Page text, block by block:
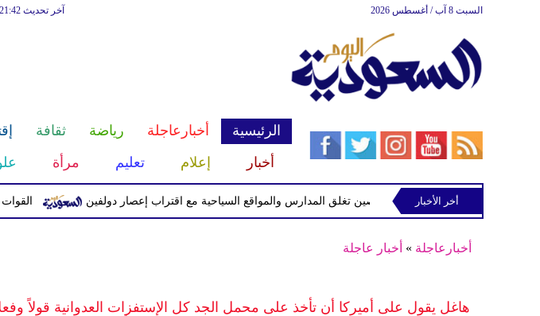
آخر تحديث GMT15:21:42 السبت 8 آب / أغسطس 2026
الرئيسية أخبارعاجلة رياضة ثقافة
أخبار
إعلام تعليم مرأة
القوات الصين تغلق المدارس والمواقع السياحية مع اقتراب إعصار دولفين أخر الأخبار
أخبارعاجلة » أخبار عاجلة
هاغل يقول على أميركا أن تأخذ على محمل الجد كل الإستفزات العدوانية قولاً